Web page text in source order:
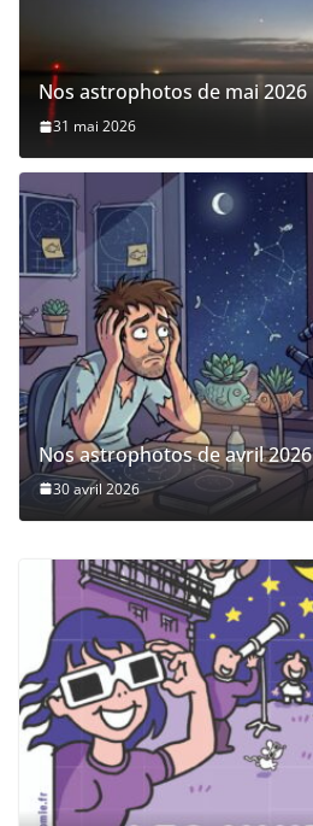
Nos astrophotos de mai 2026
31 mai 2026
Nos astrophotos de avril 2026
30 avril 2026